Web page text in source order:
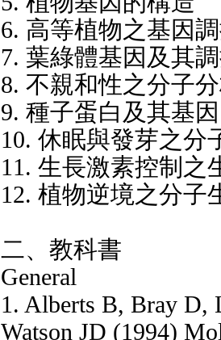
6. 高等植物之基因
7. 葉綠體基因及其
8. 不親和性之分子
9. 種子蛋白及其基因
10. 休眠與發芽之分
11. 生長激素控制之
12. 植物逆境之分子
二、教科書
General
1. Alberts B, Bray D,
Watson JD (1994)